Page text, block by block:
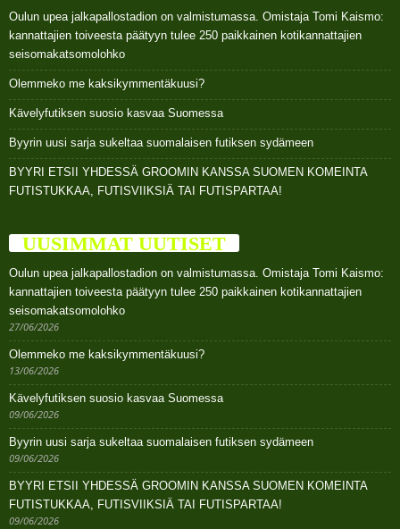
Oulun upea jalkapallostadion on valmistumassa. Omistaja Tomi Kaismo:
kannattajien toiveesta päätyyn tulee 250 paikkainen kotikannattajien
seisomakatsomolohko
Olemmeko me kaksikymmentäkuusi?
Kävelyfutiksen suosio kasvaa Suomessa
Byyrin uusi sarja sukeltaa suomalaisen futiksen sydämeen
BYYRI ETSII YHDESSÄ GROOMIN KANSSA SUOMEN KOMEINTA
FUTISTUKKAA, FUTISVIIKSIÄ TAI FUTISPARTAA!
UUSIMMAT UUTISET
Oulun upea jalkapallostadion on valmistumassa. Omistaja Tomi Kaismo:
kannattajien toiveesta päätyyn tulee 250 paikkainen kotikannattajien
seisomakatsomolohko
27/06/2026
Olemmeko me kaksikymmentäkuusi?
13/06/2026
Kävelyfutiksen suosio kasvaa Suomessa
09/06/2026
Byyrin uusi sarja sukeltaa suomalaisen futiksen sydämeen
09/06/2026
BYYRI ETSII YHDESSÄ GROOMIN KANSSA SUOMEN KOMEINTA
FUTISTUKKAA, FUTISVIIKSIÄ TAI FUTISPARTAA!
09/06/2026